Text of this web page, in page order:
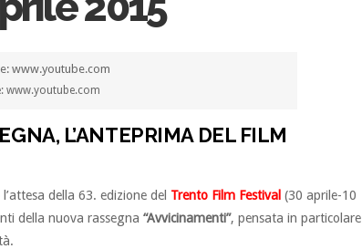
www.youtube.com
L’ANTEPRIMA DEL FILM
l’attesa della 63. edizione del Trento Film Festival (30 aprile-10
della nuova rassegna “Avvicinamenti”, pensata in particolare